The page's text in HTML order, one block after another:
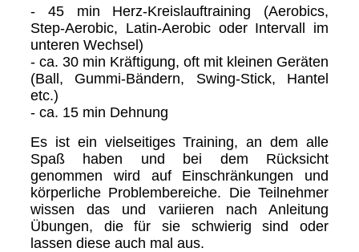
- 45 min Herz-Kreislauftraining (Aerobics,
Step-Aerobic, Latin-Aerobic oder Intervall im
unteren Wechsel)
- ca. 30 min Kräftigung, oft mit kleinen Geräten
(Ball, Gummi-Bändern, Swing-Stick, Hantel
etc.)
- ca. 15 min Dehnung
Es ist ein vielseitiges Training, an dem alle
Spaß haben und bei dem Rücksicht
genommen wird auf Einschränkungen und
körperliche Problembereiche. Die Teilnehmer
wissen das und variieren nach Anleitung
Übungen, die für sie schwierig sind oder
lassen diese auch mal aus.